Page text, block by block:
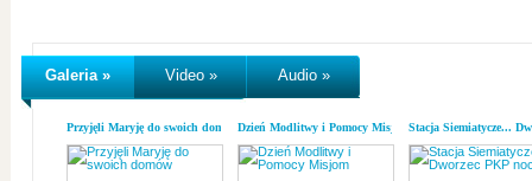
Galeria » Video » Audio »
Przyjęli Maryję do swoich domówDzień Modlitwy i Pomocy MisjomStacja Siemiatycze...